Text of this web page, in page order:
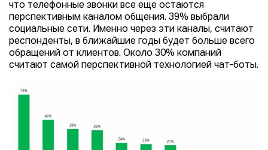
что телефонные звонки все еще остаются
перспективным каналом общения. 39% выбрали
социальные сети. Именно через эти каналы, считают
респонденты, в ближайшие годы будет больше всего
обращений от клиентов. Около 30% компаний
считают самой перспективной технологией чат-боты.